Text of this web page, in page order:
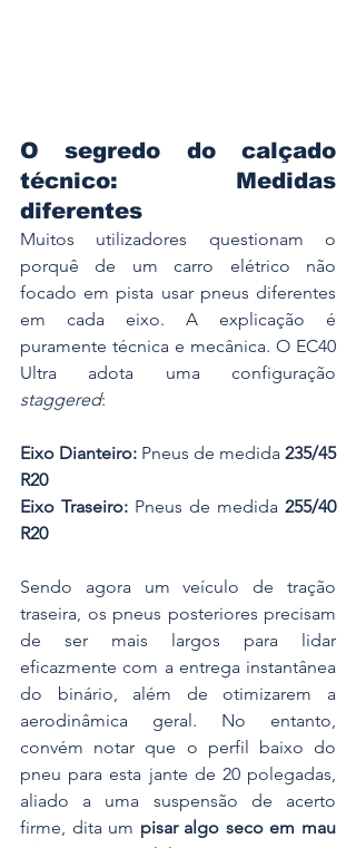
O segredo do calçado
técnico: Medidas
diferentes
Muitos utilizadores questionam o
porquê de um carro elétrico não
focado em pista usar pneus diferentes
em cada eixo. A explicação é
puramente técnica e mecânica. O EC40
staggered:
Eixo Dianteiro: Pneus de medida 235/45
R20
Eixo Traseiro: Pneus de medida 255/40
R20
Sendo agora um veículo de tração
traseira, os pneus posteriores precisam
de ser mais largos para lidar
eficazmente com a entrega instantânea
do binário, além de otimizarem a
aerodinâmica geral. No entanto,
convém notar que o perfil baixo do
pneu para esta jante de 20 polegadas,
aliado a uma suspensão de acerto
firme, dita um pisar algo seco em mau